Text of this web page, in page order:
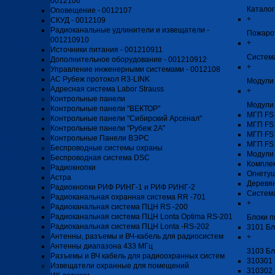
Оповещение - 0012107
СКУД - 0012109
Радиоканальные удлинители и извещатели -
001210910
Источники питания - 001210911
Дополнительное оборудование - 001210912
Управление инженерными системами - 0012108
АС Рубеж протокол R3-LINK
Адресная система Labor Strauss
Контрольные панели
Контрольные панели "ВЕКТОР"
Контрольные панели "Сибирский Арсенал"
Контрольные панели "Рубеж 2А"
Контрольные Панели ВЭРС
Беспроводные системы охраны
Беспроводная система DSC
Радиокнопки
Астра
Радиокнопки РИФ РИНГ-1 и РИФ РИНГ-2
Радиоканальная охранная система RR -701
Радиоканальная система ПЦН RS -200
Радиоканальная система ПЦН Lonta Optima RS-201
Радиоканальная система ПЦН Lonta -RS-202
Антенны, разъемы и ВЧ-кабель для радиосистем
Антенны диапазона 433 МГц
Разъемы и ВЧ кабель для радиоохранных систем
Извещатели охранные для помещений
Каталог
+
+
+
Модули
+
Модули
МГП FS
МГП FS
МГП FS
МГП FS
Модули
+
Блоки
3101
+
3103
310301
310302